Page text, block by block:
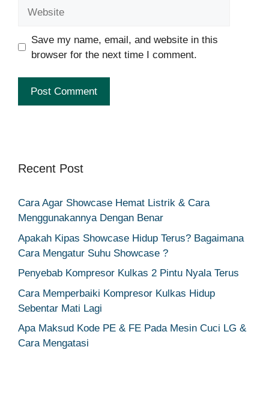
Save my name, email, and website in this
browser for the next time I comment.
Recent Post
Cara Agar Showcase Hemat Listrik & Cara
Menggunakannya Dengan Benar
Apakah Kipas Showcase Hidup Terus? Bagaimana
Cara Mengatur Suhu Showcase ?
Penyebab Kompresor Kulkas 2 Pintu Nyala Terus
Cara Memperbaiki Kompresor Kulkas Hidup
Sebentar Mati Lagi
Apa Maksud Kode PE & FE Pada Mesin Cuci LG &
Cara Mengatasi